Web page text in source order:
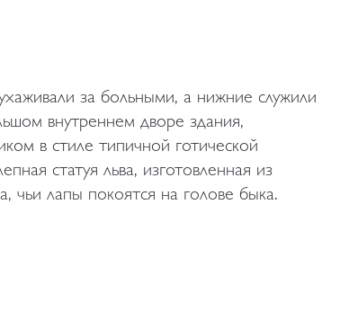
за больными, а нижние служили
внутреннем дворе здания,
в стиле типичной готической
статуя льва, изготовленная из
чьи лапы покоятся на голове быка.